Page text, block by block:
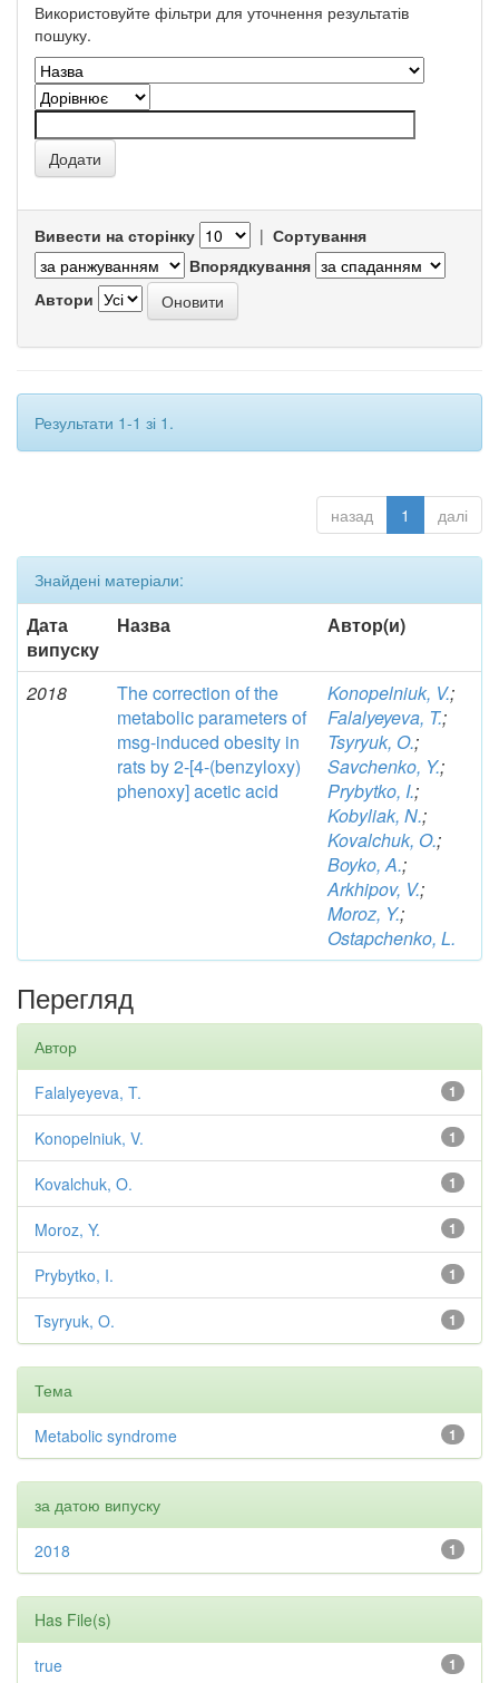
Використовуйте фільтри для уточнення результатів
пошуку.
Вивести на сторінку | Сортування
Впорядкування
Автори
Результати 1-1 зі 1.
назад 1 далі
Знайдені матеріали:
Дата
випуску
Назва Автор(и)
2018
The correction of the
metabolic parameters of
msg-induced obesity in
rats by 2-[4-(benzyloxy)
phenoxy] acetic acid
Konopelniuk, V.;
Falalyeyeva, T.;
Tsyryuk, O.;
Savchenko, Y.;
Prybytko, I.;
Kobyliak, N.;
Kovalchuk, O.;
Boyko, A.;
Arkhipov, V.;
Moroz, Y.;
Ostapchenko, L.
Перегляд
Автор
1
Falalyeyeva, T.
1
Konopelniuk, V.
1
Kovalchuk, O.
1
Moroz, Y.
1
Prybytko, I.
1
Tsyryuk, O.
Тема
1
Metabolic syndrome
за датою випуску
1
2018
Has File(s)
1
true